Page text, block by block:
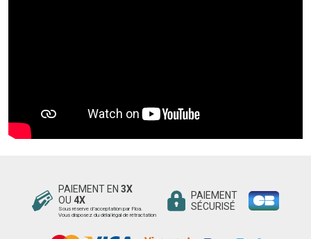
PAIEMENT EN 3X
OU 4X
Sous réserve d’acceptation par Floa.
Vous disposez du délai légal de rétractation
PAIEMENT
SÉCURISÉ